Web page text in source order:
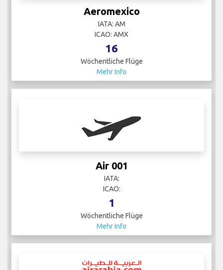
Aeromexico
IATA: AM
ICAO: AMX
16
Wöchentliche Flüge
Mehr Info
Air 001
IATA:
ICAO:
1
Wöchentliche Flüge
Mehr Info